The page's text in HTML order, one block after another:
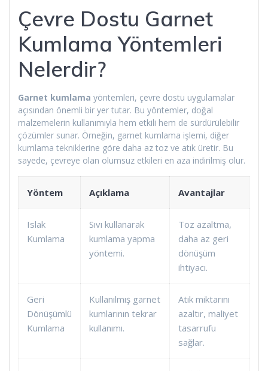
Çevre Dostu Garnet
Kumlama Yöntemleri
Nelerdir?
Garnet kumlama yöntemleri, çevre dostu uygulamalar
açısından önemli bir yer tutar. Bu yöntemler, doğal
malzemelerin kullanımıyla hem etkili hem de sürdürülebilir
çözümler sunar. Örneğin, garnet kumlama işlemi, diğer
kumlama tekniklerine göre daha az toz ve atık üretir. Bu
sayede, çevreye olan olumsuz etkileri en aza indirilmiş olur.
Yöntem Açıklama Avantajlar
Islak
Kumlama
Sıvı kullanarak
kumlama yapma
yöntemi.
Toz azaltma,
daha az geri
dönüşüm
ihtiyacı.
Geri
Dönüşümlü
Kumlama
Kullanılmış garnet
kumlarının tekrar
kullanımı.
Atık miktarını
azaltır, maliyet
tasarrufu
sağlar.